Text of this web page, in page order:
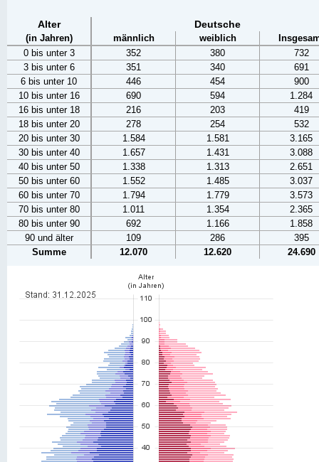
Alter Deutsche
(in Jahren) männlich weiblich
0 bis unter 3
352 380
732
3 bis unter 6
351 340
691
6 bis unter 10
446 454
900
10 bis unter 16
690 594
1.284
16 bis unter 18
216 203
419
18 bis unter 20
278 254
532
20 bis unter 30
1.584 1.581
3.165
30 bis unter 40
1.657 1.431
3.088
40 bis unter 50
1.338 1.313
2.651
50 bis unter 60
1.552 1.485
3.037
60 bis unter 70
1.794 1.779
3.573
70 bis unter 80
1.011 1.354
2.365
80 bis unter 90
692 1.166
1.858
90 und älter
109 286
395
Summe
12.070 12.620 24.690